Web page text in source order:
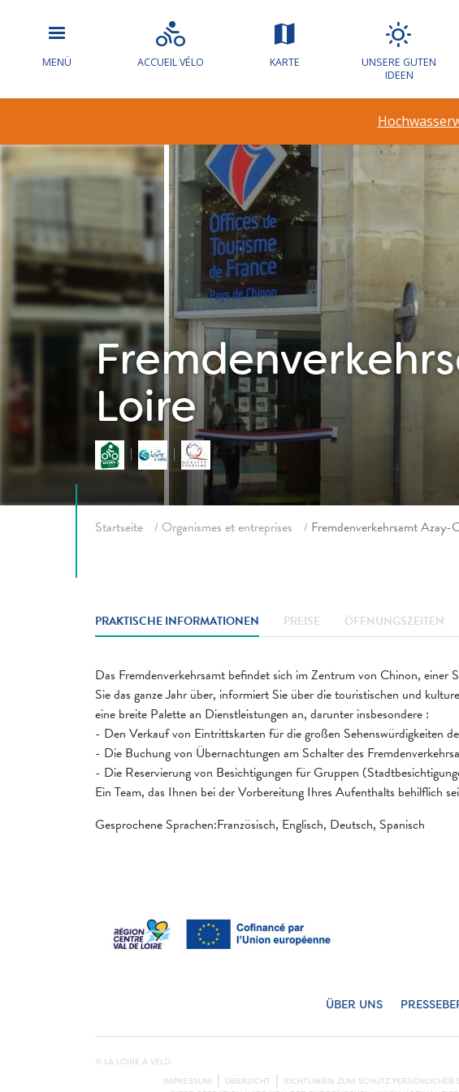
MENÜ ACCUEIL VÉLO KARTE
UNSERE GUTEN
IDEEN
Loire
Startseite Organismes et entreprises Fremdenverkehrsamt Azay-
PRAKTISCHE INFORMATIONEN PREISE ÖFFNUNGSZEITEN
Das Fremdenverkehrsamt befindet sich im Zentrum von Chinon, einer
Sie das ganze Jahr über, informiert Sie über die touristischen und
eine breite Palette an Dienstleistungen an, darunter insbesondere :
- Den Verkauf von Eintrittskarten für die großen Sehenswürdigkeiten
- Die Buchung von Übernachtungen am Schalter des
- Die Reservierung von Besichtigungen für Gruppen
Ein Team, das Ihnen bei der Vorbereitung Ihres Aufenthalts behilflich
Gesprochene Sprachen:Französisch, Englisch, Deutsch, Spanisch
ÜBER UNS
© LA LOIRE À VÉLO
IMPRESSUM
ÜBERSICHT RICHTLINIEN ZUM SCHUTZ PERSÖNLICHER